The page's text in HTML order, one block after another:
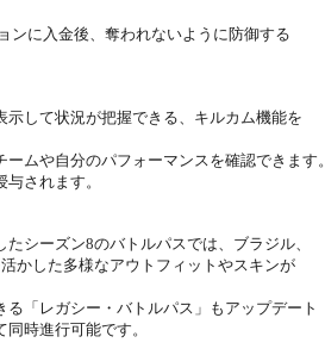
に入金後、奪われないように防御する
して状況が把握できる、キルカム機能を
や自分のパフォーマンスを確認できます。
されます。
シーズン8のバトルパスでは、ブラジル、
かした多様なアウトフィットやスキンが
「レガシー・バトルパス」もアップデート
時進行可能です。